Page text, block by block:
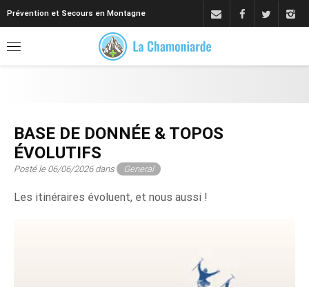
Prévention et Secours en Montagne
BASE DE DONNÉE & TOPOS
ÉVOLUTIFS
Posté le 06/06/2026 dans General
Les itinéraires évoluent, et nous aussi !